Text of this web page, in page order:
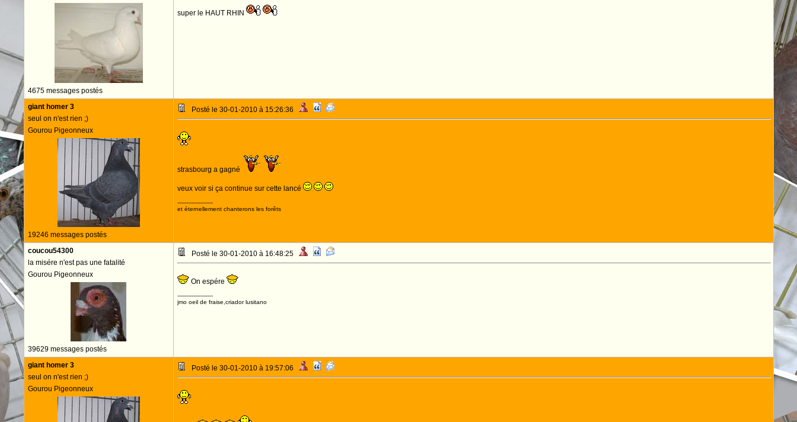
4675 messages postés
super le HAUT RHIN
giant homer 3
seul on n'est rien ;)
Gourou Pigeonneux
19246 messages postés
Posté le 30-01-2010 à 15:26:36
strasbourg a gagné
veux voir si ça continue sur cette lancé
--------------------
et éternellement chanterons les forêts
coucou54300
la misére n'est pas une fatalité
Gourou Pigeonneux
39629 messages postés
Posté le 30-01-2010 à 16:48:25
On espére
--------------------
jmo oeil de fraise,criador lusitano
giant homer 3
seul on n'est rien ;)
Gourou Pigeonneux
Posté le 30-01-2010 à 19:57:06